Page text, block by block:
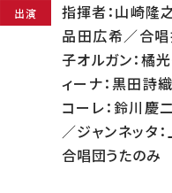
出演
指揮者：山崎隆
品田広希／合唱
子オルガン：橘
ィーナ：黒田詩
コーレ：鈴川慶
／ジャンネッタ
合唱団うたのみ